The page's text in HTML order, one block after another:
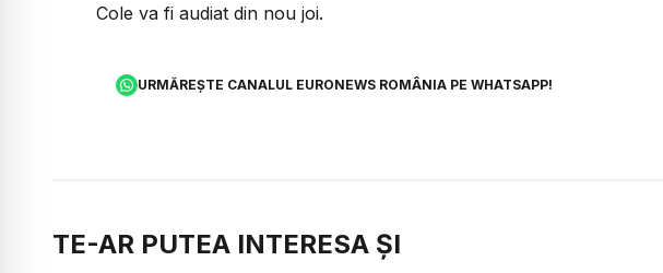
Cole va fi audiat din nou joi.
URMĂREȘTE CANALUL EURONEWS ROMÂNIA PE WHATSAPP!
TE-AR PUTEA INTERESA ȘI